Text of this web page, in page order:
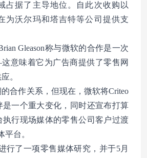
占据了主导地位。自此次收购以
为沃尔玛和塔吉特等公司提供支
Gleason称与微软的合作是一次
意味着它为广告商提供了零售网
。
合作关系，但现在，微软将Criteo
是一个重大变化，同时还宣布打算
执行现场媒体的零售公司客户过渡
平台。
行了一项零售媒体研究，并于5月